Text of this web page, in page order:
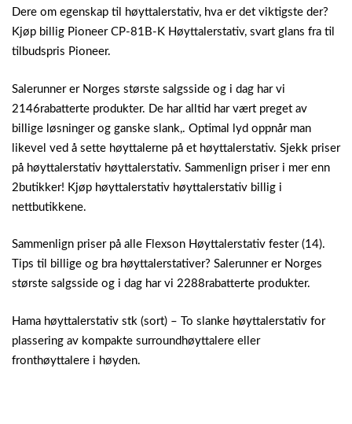
Dere om egenskap til høyttalerstativ, hva er det viktigste der?
Kjøp billig Pioneer CP-81B-K Høyttalerstativ, svart glans fra til
tilbudspris Pioneer.
Salerunner er Norges største salgsside og i dag har vi
2146rabatterte produkter. De har alltid har vært preget av
billige løsninger og ganske slank,. Optimal lyd oppnår man
likevel ved å sette høyttalerne på et høyttalerstativ. Sjekk priser
på høyttalerstativ høyttalerstativ. Sammenlign priser i mer enn
2butikker! Kjøp høyttalerstativ høyttalerstativ billig i
nettbutikkene.
Sammenlign priser på alle Flexson Høyttalerstativ fester (14).
Tips til billige og bra høyttalerstativer? Salerunner er Norges
største salgsside og i dag har vi 2288rabatterte produkter.
Hama høyttalerstativ stk (sort) – To slanke høyttalerstativ for
plassering av kompakte surroundhøyttalere eller
fronthøyttalere i høyden.